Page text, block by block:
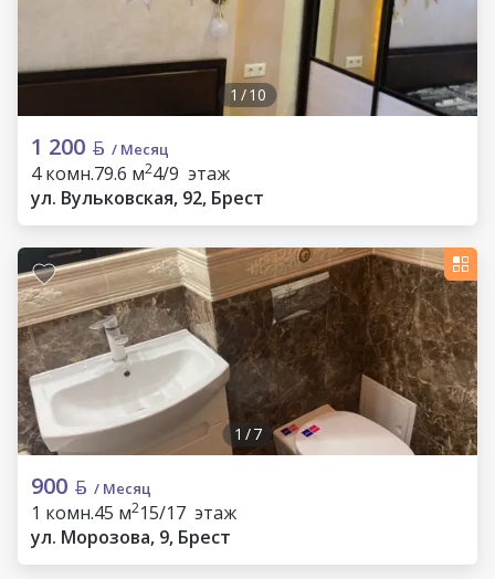
1 /10
1 200 / Месяц
4 комн.79.6 м24/9 этаж
ул. Вульковская, 92, Брест
1 /7
900 / Месяц
1 комн.45 м215/17 этаж
ул. Морозова, 9, Брест